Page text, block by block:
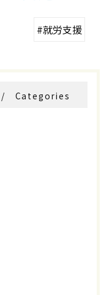
#就労支援
Categories